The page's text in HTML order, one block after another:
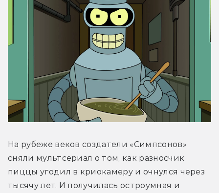
На рубеже веков создатели «Симпсонов»
сняли мультсериал о том, как разносчик
пиццы угодил в криокамеру и очнулся через
тысячу лет. И получилась остроумная и